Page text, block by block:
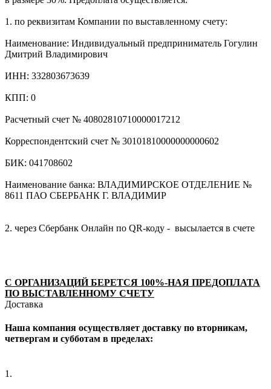
1. по реквизитам Компании по выставленному счету:
Наименование: Индивидуальный предприниматель Гогулин
Дмитрий Владимирович
ИНН: 332803673639
КПП: 0
Расчетный счет № 40802810710000017212
Корреспондентский счет № 30101810000000000602
БИК: 041708602
Наименование банка: ВЛАДИМИРСКОЕ ОТДЕЛЕНИЕ №
8611 ПАО СБЕРБАНК Г. ВЛАДИМИР
2. через Сбербанк Онлайн по QR-коду - высылается в счете
С ОРГАНИЗАЦИЙ БЕРЕТСЯ 100%-НАЯ ПРЕДОПЛАТА
ПО ВЫСТАВЛЕННОМУ СЧЕТУ
Доставка
Наша компания осуществляет доставку по вторникам,
четвергам и субботам в пределах:
1.